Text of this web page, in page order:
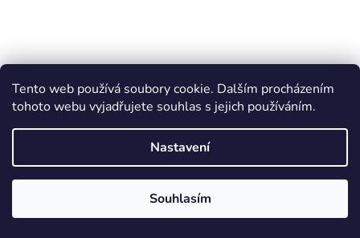
Tento web používá soubory cookie. Dalším procházením
tohoto webu vyjadřujete souhlas s jejich používáním.
Nastavení
Souhlasím
CR
Do týdne
5 030 Kč
DO KOŠÍKU